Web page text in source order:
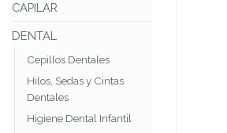
CAPILAR
DENTAL
Cepillos Dentales
Hilos, Sedas y Cintas
Dentales
Higiene Dental Infantil